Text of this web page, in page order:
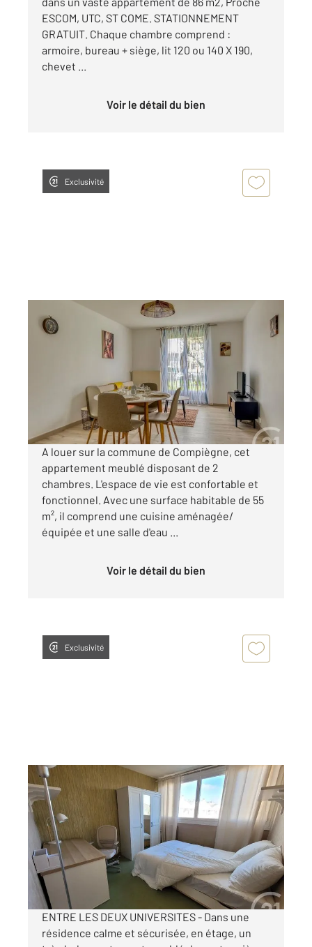
ESCOM, UTC, ST COME. STATIONNEMENT
GRATUIT. Chaque chambre comprend :
armoire, bureau + siège, lit 120 ou 140 X 190,
chevet ...
Voir le détail du bien
Exclusivité
COMPIEGNE 60
55,55 m
, 3 pièces
Appartement F3 à louer
825 €
par mois charges comprises
A louer sur la commune de Compiègne, cet
appartement meublé disposant de 2
chambres. L'espace de vie est confortable et
fonctionnel. Avec une surface habitable de 55
m², il comprend une cuisine aménagée/
équipée et une salle d'eau ...
Voir le détail du bien
Exclusivité
COMPIEGNE 60
16,79 m
, 1 pièce
Ref : 18112
Appartement Chambre à louer
430 €
par mois charges comprises
ENTRE LES DEUX UNIVERSITES - Dans une
résidence calme et sécurisée, en étage, un